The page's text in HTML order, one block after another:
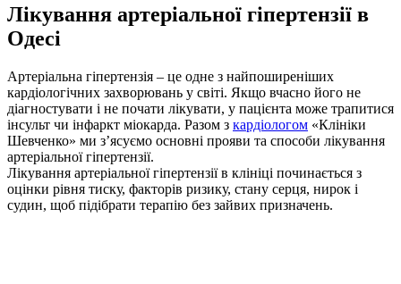
Лікування артеріальної гіпертензії в
Одесі
Артеріальна гіпертензія – це одне з найпоширеніших
кардіологічних захворювань у світі. Якщо вчасно його не
діагностувати і не почати лікувати, у пацієнта може трапитися
інсульт чи інфаркт міокарда. Разом з кардіологом «Клініки
Шевченко» ми з’ясуємо основні прояви та способи лікування
артеріальної гіпертензії.
Лікування артеріальної гіпертензії в клініці починається з
оцінки рівня тиску, факторів ризику, стану серця, нирок і
судин, щоб підібрати терапію без зайвих призначень.